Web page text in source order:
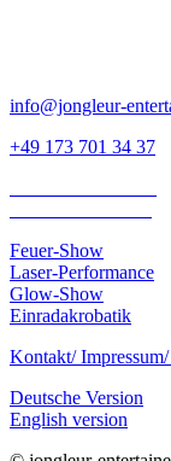
info@jongleur-
+49 173 701 34 37
Feuer-Show
Laser-Performance
Glow-Show
Einradakrobatik
Kontakt/
Deutsche Version
English version